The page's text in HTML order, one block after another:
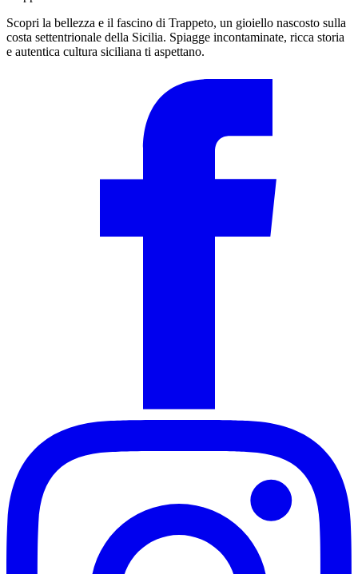
Scopri la bellezza e il fascino di Trappeto, un gioiello nascosto sulla
costa settentrionale della Sicilia. Spiagge incontaminate, ricca storia
e autentica cultura siciliana ti aspettano.